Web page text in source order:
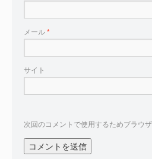
メール*
サイト
次回のコメントで使用するためブラウ